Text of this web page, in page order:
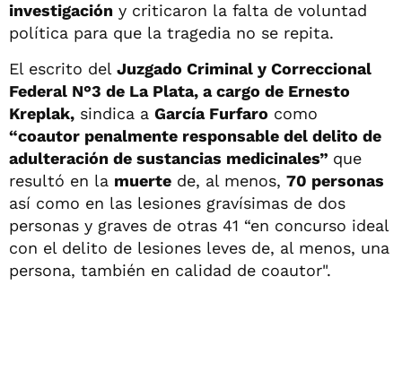
investigación y criticaron la falta de voluntad
política para que la tragedia no se repita.
El escrito del Juzgado Criminal y Correccional
Federal N°3 de La Plata, a cargo de Ernesto
Kreplak, sindica a García Furfaro como
“coautor penalmente responsable del delito de
adulteración de sustancias medicinales” que
resultó en la muerte de, al menos, 70 personas
así como en las lesiones gravísimas de dos
personas y graves de otras 41 “en concurso ideal
con el delito de lesiones leves de, al menos, una
persona, también en calidad de coautor".